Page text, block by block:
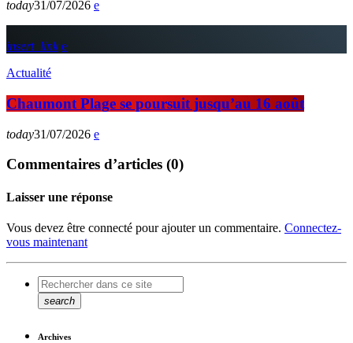
today31/07/2026
insert_link
Actualité
Chaumont Plage se poursuit jusqu’au 16 août
today31/07/2026
Commentaires d’articles (0)
Laisser une réponse
Vous devez être connecté pour ajouter un commentaire. Connectez-
vous maintenant
search
Archives